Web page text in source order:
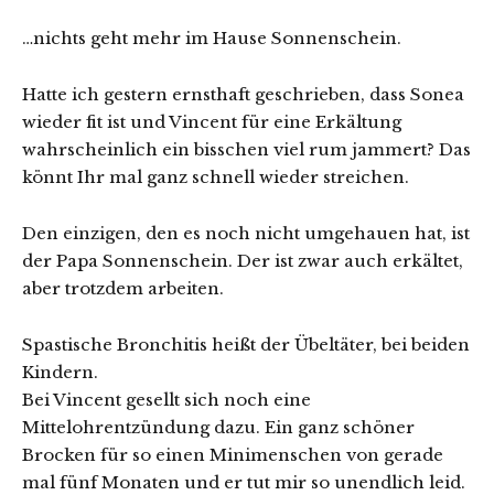
…nichts geht mehr im Hause Sonnenschein.
Hatte ich gestern ernsthaft geschrieben, dass Sonea
wieder fit ist und Vincent für eine Erkältung
wahrscheinlich ein bisschen viel rum jammert? Das
könnt Ihr mal ganz schnell wieder streichen.
Den einzigen, den es noch nicht umgehauen hat, ist
der Papa Sonnenschein. Der ist zwar auch erkältet,
aber trotzdem arbeiten.
Spastische Bronchitis heißt der Übeltäter, bei beiden
Kindern.
Bei Vincent gesellt sich noch eine
Mittelohrentzündung dazu. Ein ganz schöner
Brocken für so einen Minimenschen von gerade
mal fünf Monaten und er tut mir so unendlich leid.